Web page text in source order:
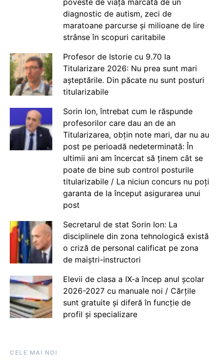
poveste de viață marcată de un
diagnostic de autism, zeci de
maratoane parcurse și milioane de lire
strânse în scopuri caritabile
Profesor de Istorie cu 9.70 la
Titularizare 2026: Nu prea sunt mari
așteptările. Din păcate nu sunt posturi
titularizabile
Sorin Ion, întrebat cum le răspunde
profesorilor care dau an de an
Titularizarea, obțin note mari, dar nu au
post pe perioadă nedeterminată: În
ultimii ani am încercat să ținem cât se
poate de bine sub control posturile
titularizabile / La niciun concurs nu poți
garanta de la început asigurarea unui
post
Secretarul de stat Sorin Ion: La
disciplinele din zona tehnologică există
o criză de personal calificat pe zona
de maiștri-instructori
Elevii de clasa a IX-a încep anul școlar
2026-2027 cu manuale noi / Cărțile
sunt gratuite și diferă în funcție de
profil și specializare
CELE MAI NOI